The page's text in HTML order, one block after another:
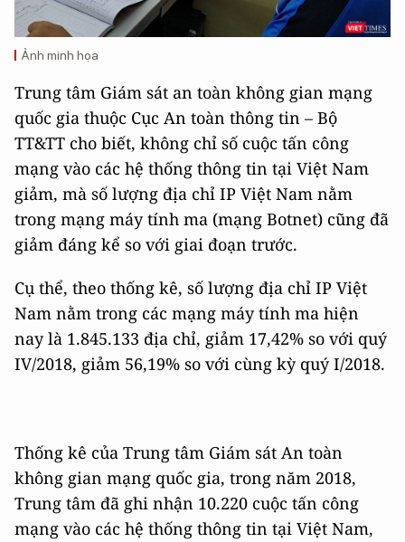
Ảnh minh họa
Trung tâm Giám sát an toàn không gian mạng
quốc gia thuộc Cục An toàn thông tin – Bộ
TT&TT cho biết, không chỉ số cuộc tấn công
mạng vào các hệ thống thông tin tại Việt Nam
giảm, mà số lượng địa chỉ IP Việt Nam nằm
trong mạng máy tính ma (mạng Botnet) cũng đã
giảm đáng kể so với giai đoạn trước.
Cụ thể, theo thống kê, số lượng địa chỉ IP Việt
Nam nằm trong các mạng máy tính ma hiện
nay là 1.845.133 địa chỉ, giảm 17,42% so với quý
IV/2018, giảm 56,19% so với cùng kỳ quý I/2018.
Thống kê của Trung tâm Giám sát An toàn
không gian mạng quốc gia, trong năm 2018,
Trung tâm đã ghi nhận 10.220 cuộc tấn công
mạng vào các hệ thống thông tin tại Việt Nam,